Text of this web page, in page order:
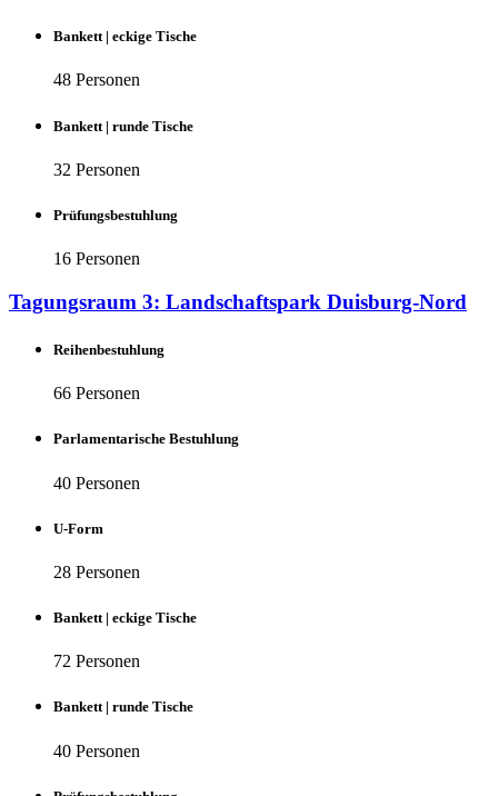
Bankett | eckige Tische
48 Personen
Bankett | runde Tische
32 Personen
Prüfungsbestuhlung
16 Personen
Tagungsraum 3: Landschaftspark Duisburg-Nord
Reihenbestuhlung
66 Personen
Parlamentarische Bestuhlung
40 Personen
U-Form
28 Personen
Bankett | eckige Tische
72 Personen
Bankett | runde Tische
40 Personen